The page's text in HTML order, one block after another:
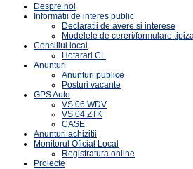
Despre noi
Informatii de interes public
Declaratii de avere si interese
Modelele de cereri/formulare
Consiliul local
Hotarari CL
Anunturi
Anunturi publice
Posturi vacante
GPS Auto
VS 06 WDV
VS 04 ZTK
CASE
Anunturi achizitii
Monitorul Oficial Local
Registratura online
Proiecte